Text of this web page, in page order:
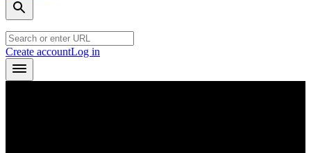
Create accountLog in